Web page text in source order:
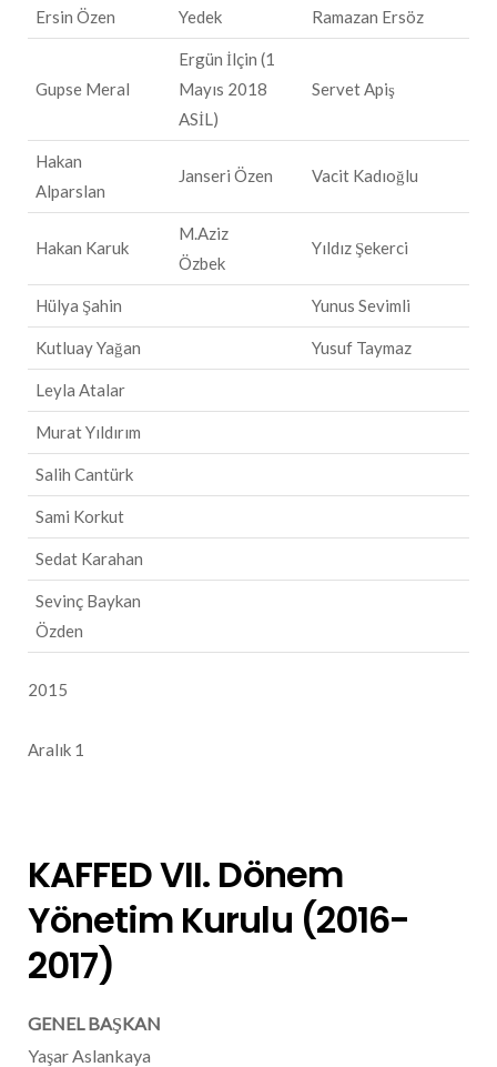
Ersin Özen Yedek Ramazan Ersöz
Gupse Meral
Ergün İlçin (1
Mayıs 2018
ASİL)
Servet Apiş
Hakan
Alparslan
Janseri Özen Vacit Kadıoğlu
Hakan Karuk
M.Aziz
Özbek
Yıldız Şekerci
Hülya Şahin Yunus Sevimli
Kutluay Yağan Yusuf Taymaz
Leyla Atalar
Murat Yıldırım
Salih Cantürk
Sami Korkut
Sedat Karahan
Sevinç Baykan
Özden
2015
Aralık 1
KAFFED VII. Dönem
Yönetim Kurulu (2016-
2017)
GENEL BAŞKAN
Yaşar Aslankaya